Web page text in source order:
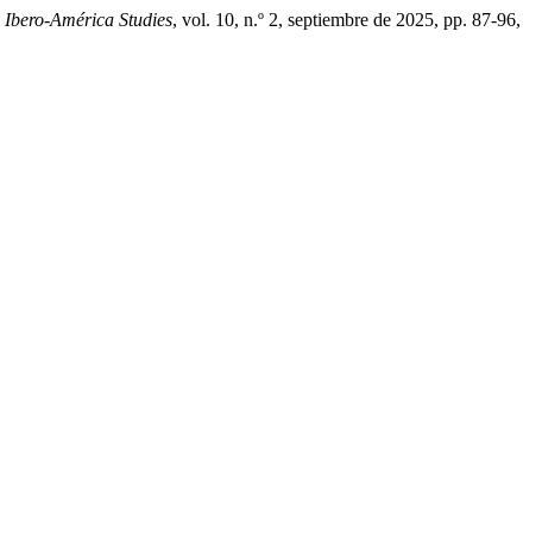
Ibero-América Studies, vol. 10, n.º 2, septiembre de 2025, pp. 87-96,